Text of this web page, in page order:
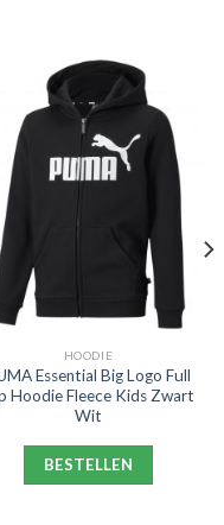
HOODIE
Essential Big Logo Full
Hoodie Fleece Kids Zwart
Wit
BESTELLEN